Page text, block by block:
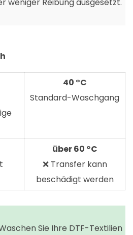
weniger Reibung ausgesetzt.
40 °C
Standard-Waschgang
über 60 °C
❌ Transfer kann
beschädigt werden
Sie Ihre DTF-Textilien